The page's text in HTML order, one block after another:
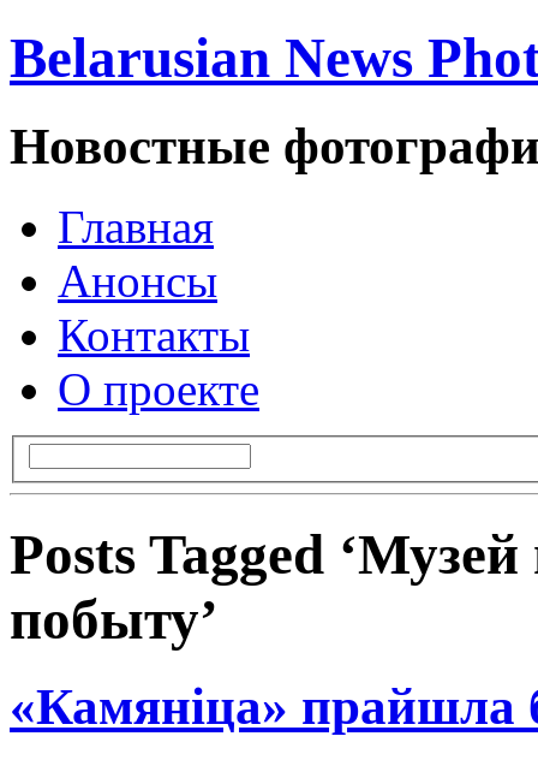
Belarusian News
Новостные
Главная
Анонсы
Контакты
О проекте
Posts Tagged
побыту’
«Камяніца» прайшла